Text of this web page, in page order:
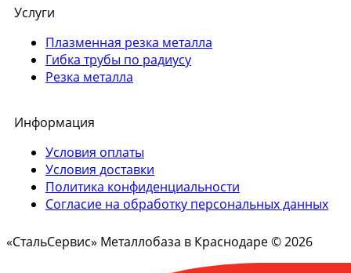
Услуги
Плазменная резка металла
Гибка трубы по радиусу
Резка металла
Информация
Условия оплаты
Условия доставки
Политика конфиденциальности
Согласие на обработку персональных данных
«СтальСервис» Металлобаза в Краснодаре © 2026